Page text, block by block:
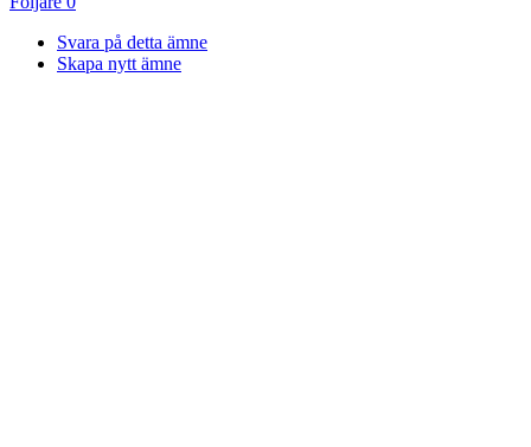
Svara på detta ämne
Skapa nytt ämne